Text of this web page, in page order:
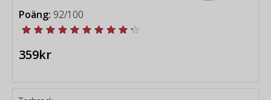
Poäng: 92/100
359kr